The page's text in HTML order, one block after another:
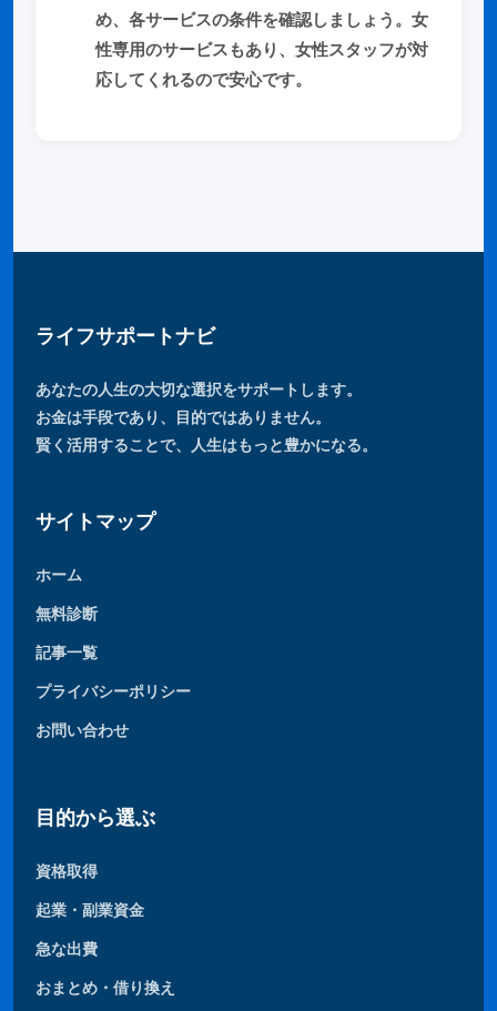
め、各サービスの条件を確認しましょう。女
性専用のサービスもあり、女性スタッフが対
応してくれるので安心です。
ライフサポートナビ
あなたの人生の大切な選択をサポートします。
お金は手段であり、目的ではありません。
賢く活用することで、人生はもっと豊かになる。
サイトマップ
ホーム
無料診断
記事一覧
プライバシーポリシー
お問い合わせ
目的から選ぶ
資格取得
起業・副業資金
急な出費
おまとめ・借り換え